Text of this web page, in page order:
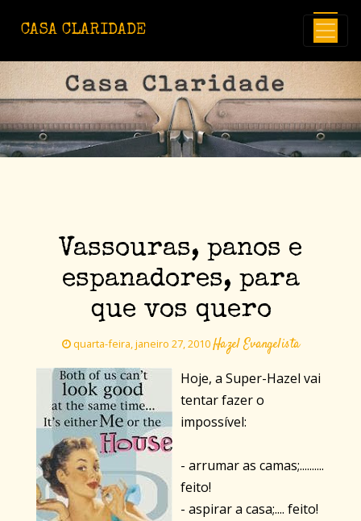
CASA CLARIDADE
Vassouras, panos e
espanadores, para
que vos quero
quarta-feira, janeiro 27, 2010Hazel Evangelista
Hoje, a Super-Hazel vai
tentar fazer o
impossível:
- arrumar as camas;..........
feito!
- aspirar a casa;.... feito!